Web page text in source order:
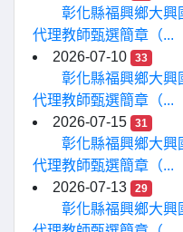
彰化縣福興鄉大興
代理教師甄選簡章（...
2026-07-10
33
彰化縣福興鄉大興
代理教師甄選簡章（...
2026-07-15
31
彰化縣福興鄉大興
代理教師甄選簡章（...
2026-07-13
29
彰化縣福興鄉大興